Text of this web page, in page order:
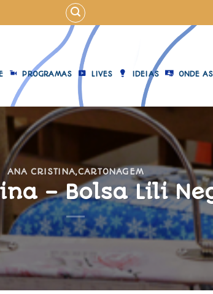
PROGRAMAS LIVES IDEIAS ONDE
ANA CRISTINA,CARTONAGEM
– Bolsa Lili